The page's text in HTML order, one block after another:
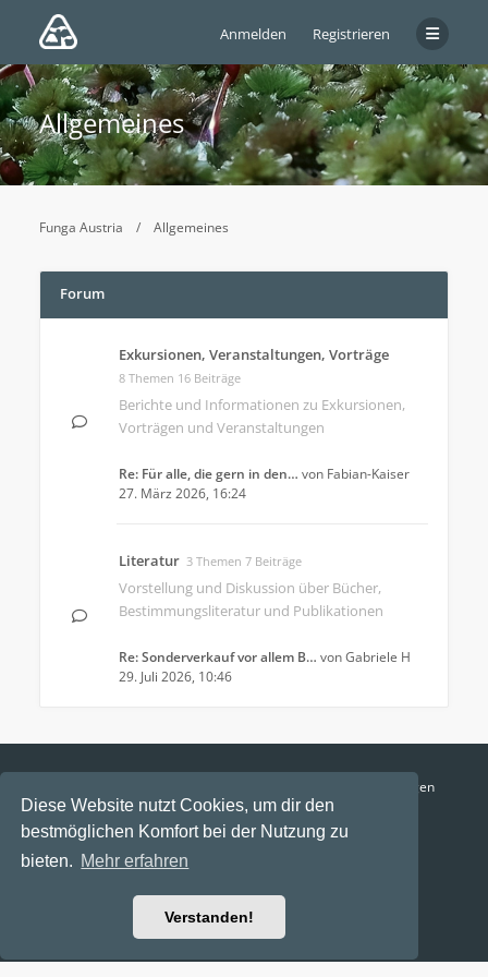
Diese Website nutzt Cookies, um dir den
bestmöglichen Komfort bei der Nutzung zu
bieten. Mehr erfahren
Verstanden!
Anmelden Registrieren
Allgemeines
Funga Austria Allgemeines
Forum
Exkursionen, Veranstaltungen, Vorträge
8 Themen 16 Beiträge
Berichte und Informationen zu Exkursionen,
Vorträgen und Veranstaltungen
Re: Für alle, die gern in den… von Fabian-Kaiser
27. März 2026, 16:24
Literatur 3 Themen 7 Beiträge
Vorstellung und Diskussion über Bücher,
Bestimmungsliteratur und Publikationen
Re: Sonderverkauf vor allem B… vonGabriele H
29. Juli 2026, 10:46
Nutzungsbedingungen
Alle Zeiten sindUTC+02:00
Ravaio Theme by